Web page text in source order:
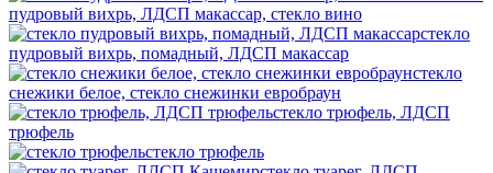
пудровый вихрь, ЛДСП макассар, стекло вино
стекло
пудровый вихрь, помадный, ЛДСП макассар
стекло
снежики белое, стекло снежинки евробраун
стекло трюфель, ЛДСП
трюфель
стекло трюфель